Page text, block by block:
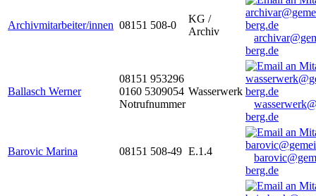
Archivmitarbeiter/innen 08151 508-0
KG /
Archiv
berg.de
Ballasch Werner
08151 953296
0160 5309054
Notrufnummer
Wasserwerk
berg.de
Barovic Marina 08151 508-49 E.1.4
berg.de